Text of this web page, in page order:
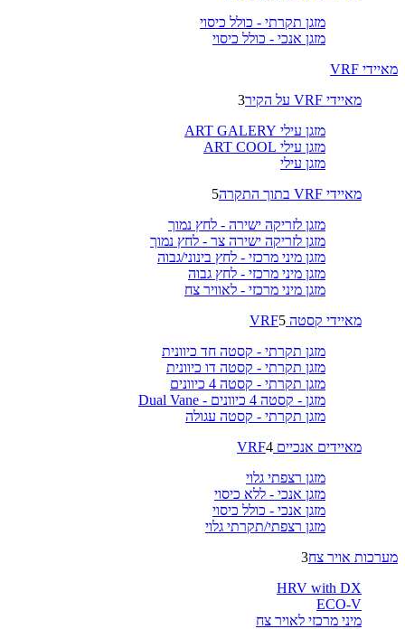
מזגן תקרתי - כולל כיסוי
מזגן אנכי - כולל כיסוי
מאיידי VRF
מאיידי VRF על הקיר
3
מזגן עילי ART GALERY
מזגן עילי ART COOL
מזגן עילי
מאיידי VRF בתוך התקרה
5
מזגן לזריקה ישירה - לחץ נמוך
מזגן לזריקה ישירה צר - לחץ נמוך
מזגן מיני מרכזי - לחץ בינוני/גבוה
מזגן מיני מרכזי - לחץ גבוה
מזגן מיני מרכזי - לאוויר צח
מאיידי קסטה VRF 5
מזגן תקרתי - קסטה חד כיוונית
מזגן תקרתי - קסטה דו כיוונית
מזגן תקרתי - קסטה 4 כיוונים
מזגן - קסטה 4 כיוונים - Dual Vane
מזגן תקרתי - קסטה עגולה
מאיידים אנכיים VRF 4
מזגן רצפתי גלוי
מזגן אנכי - ללא כיסוי
מזגן אנכי - כולל כיסוי
מזגן רצפתי/תקרתי גלוי
מערכות אויר צח3
HRV with DX
ECO-V
מיני מרכזי לאויר צח